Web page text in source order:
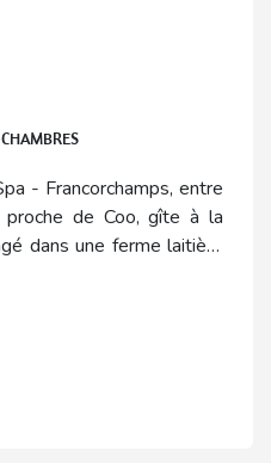
CHAMBRES
- Francorchamps, entre
de Coo, gîte à la
dans une ferme laitière